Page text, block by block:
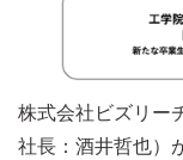
株式会社ビズリー
社長：酒井哲也）